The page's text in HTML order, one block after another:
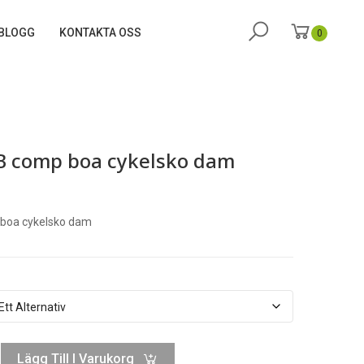
KONTAKTA OSS 0
comp boa cykelsko dam
cykelsko dam
Lägg Till I Varukorg